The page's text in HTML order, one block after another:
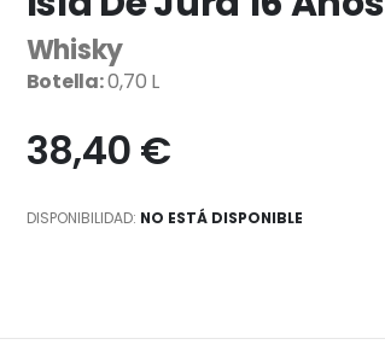
Whisky
Botella:0,70 L
38,40 €
DISPONIBILIDAD: NO ESTÁ DISPONIBLE